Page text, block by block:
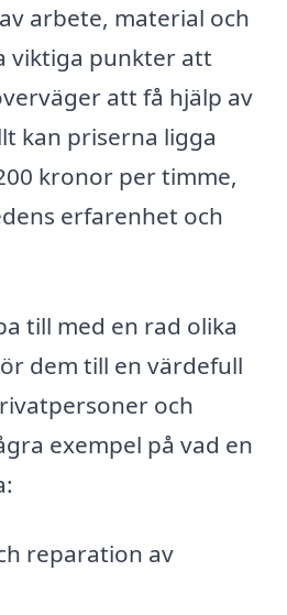
arbete, material och
viktiga punkter att
att få hjälp av
kan priserna ligga
kronor per timme,
erfarenhet och
till med en rad olika
dem till en värdefull
och
exempel på vad en
reparation av